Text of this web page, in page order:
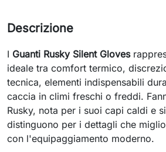
Descrizione
I Guanti Rusky Silent Gloves
ideale tra comfort termico,
tecnica, elementi indispensabili
caccia in climi freschi o freddi.
Rusky, nota per i suoi capi caldi e
distinguono per i dettagli che
con l'equipaggiamento moderno.